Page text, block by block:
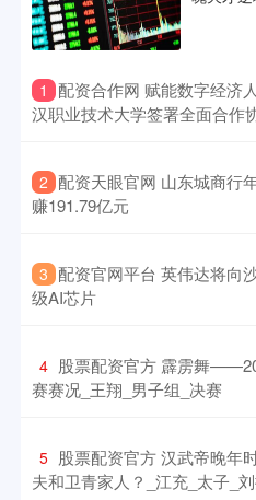
1 配资合作网 赋能数字经济
汉职业技术大学签署全面合作
2 配资天眼官网 山东城商行
赚191.79亿元
3 配资官网平台 英伟达将向
级AI芯片
4 股票配资官方 霹雳舞
赛赛况_王翔_男子组_决赛
5 股票配资官方 汉武帝晚年
夫和卫青家人？_江充_太子_